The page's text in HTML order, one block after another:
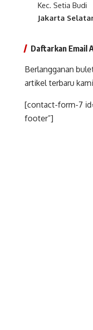
Kec. Setia Budi
Jakarta
Daftarkan Email
Berlangganan
artikel terbaru
[contact-form-7
footer”]